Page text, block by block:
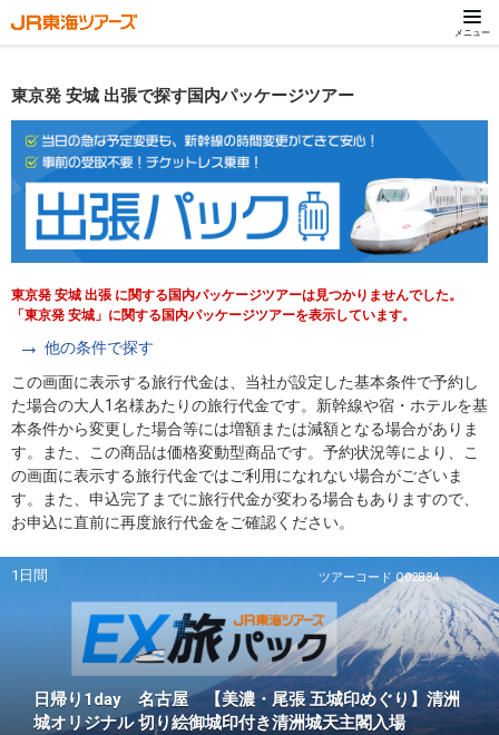
メニュー
東京発 安城 出張で探す国内パッケージツアー
東京発 安城 出張 に関する国内パッケージツアーは見つかりませんでした。
「東京発 安城」に関する国内パッケージツアーを表示しています。
他の条件で探す
この画面に表示する旅行代金は、当社が設定した基本条件で予約し
た場合の大人1名様あたりの旅行代金です。新幹線や宿・ホテルを基
本条件から変更した場合等には増額または減額となる場合がありま
す。また、この商品は価格変動型商品です。予約状況等により、こ
の画面に表示する旅行代金ではご利用になれない場合がございま
す。また、申込完了までに旅行代金が変わる場合もありますので、
お申込に直前に再度旅行代金をご確認ください。
ツアーコード Q02B34
1日間
日帰り1day 名古屋 【美濃・尾張 五城印めぐり】清洲
城オリジナル 切り絵御城印付き清洲城天主閣入場